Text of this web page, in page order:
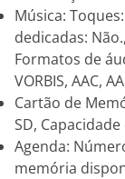
Música:
dedicadas:
Formatos de
VORBIS, AAC,
Cartão de
SD,
Agenda:
memória